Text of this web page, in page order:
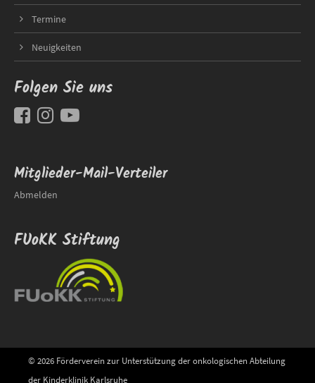
Termine
Neuigkeiten
Folgen Sie uns
Mitglieder-Mail-Verteiler
Abmelden
FUoKK Stiftung
© 2026 Förderverein zur Unterstützung der onkologischen Abteilung
der Kinderklinik Karlsruhe